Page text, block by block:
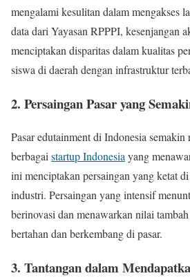
mengalami kesulitan dalam mengakses
data dari Yayasan RPPPI, kesenjangan
menciptakan disparitas dalam kualitas
siswa di daerah dengan infrastruktur
2. Persaingan Pasar yang
Pasar edutainment di Indonesia
berbagaistartup Indonesiayang
ini menciptakan persaingan yang ketat
industri. Persaingan yang intensif
berinovasi dan menawarkan nilai
bertahan dan berkembang di pasar.
3. Tantangan dalam